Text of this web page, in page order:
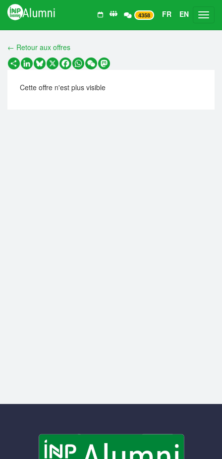
4358 FR EN
← Retour aux offres
PartagerLinkedIn
Bluesky
X Facebook
WhatsApp
WeChatMastodon
Cette offre n'est plus visible